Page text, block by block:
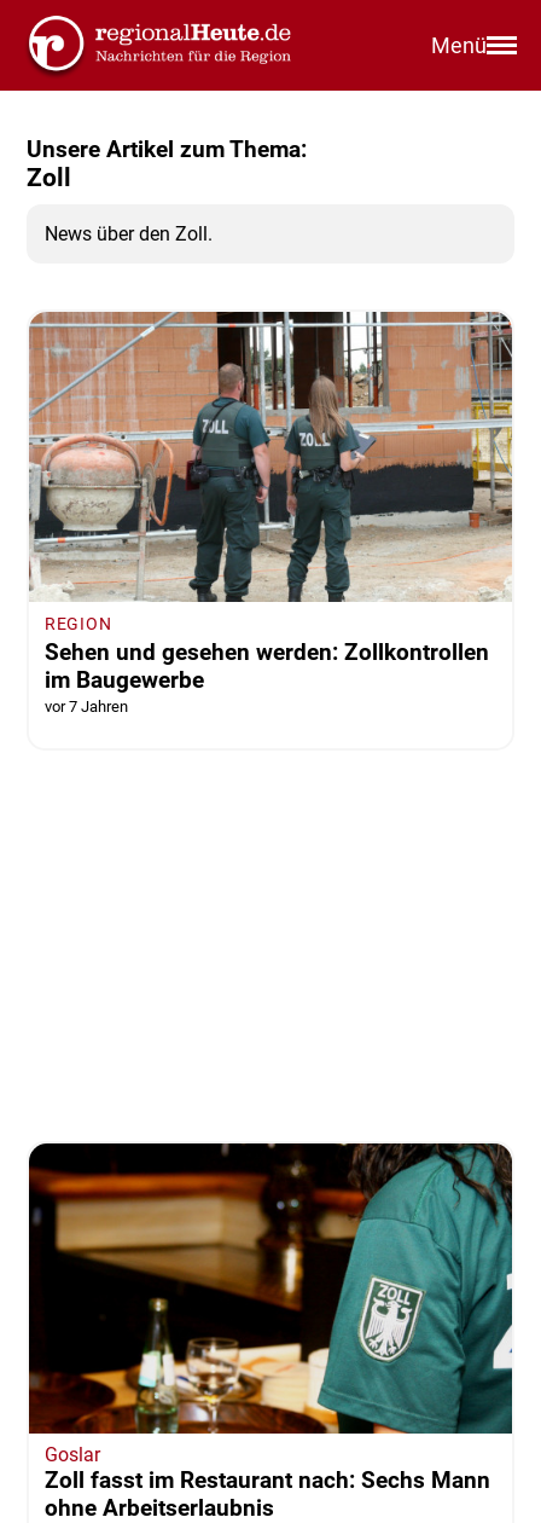
Menü
Unsere Artikel zum Thema:
Zoll
News über den Zoll.
REGION
Sehen und gesehen werden: Zollkontrollen
im Baugewerbe
vor 7 Jahren
Goslar
Zoll fasst im Restaurant nach: Sechs Mann
ohne Arbeitserlaubnis